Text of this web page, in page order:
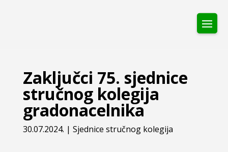
Zaključci 75. sjednice
stručnog kolegija
gradonacelnika
30.07.2024. | Sjednice stručnog kolegija